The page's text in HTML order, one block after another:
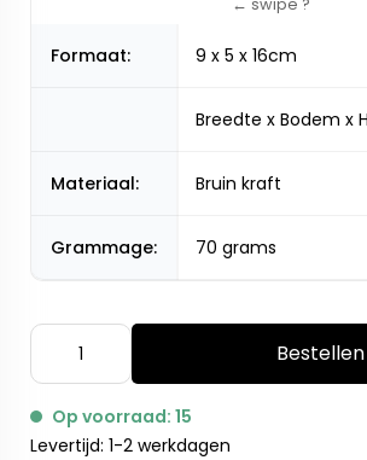
Formaat: 9 x 5 x 16cm
Breedte x Bodem x
Materiaal: Bruin kraft
Grammage: 70 grams
Bestellen
Op voorraad: 15
Levertijd: 1-2 werkdagen